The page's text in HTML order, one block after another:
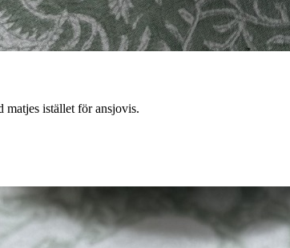
matjes istället för ansjovis.